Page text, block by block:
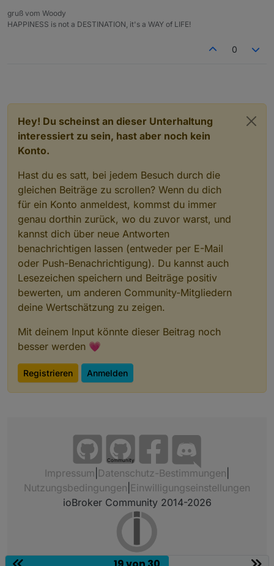
gruß vom Woody
HAPPINESS is not a DESTINATION, it's a WAY of LIFE!
0
Hey! Du scheinst an dieser Unterhaltung
interessiert zu sein, hast aber noch kein
Konto.
Hast du es satt, bei jedem Besuch durch die
gleichen Beiträge zu scrollen? Wenn du dich
für ein Konto anmeldest, kommst du immer
genau dorthin zurück, wo du zuvor warst, und
kannst dich über neue Antworten
benachrichtigen lassen (entweder per E-Mail
oder Push-Benachrichtigung). Du kannst auch
Lesezeichen speichern und Beiträge positiv
bewerten, um anderen Community-Mitgliedern
deine Wertschätzung zu zeigen.
Mit deinem Input könnte dieser Beitrag noch
besser werden 💗
Registrieren Anmelden
Community
Impressum Datenschutz-Bestimmungen
Nutzungsbedingungen Einwilligungseinstellungen
ioBroker Community 2014-2026